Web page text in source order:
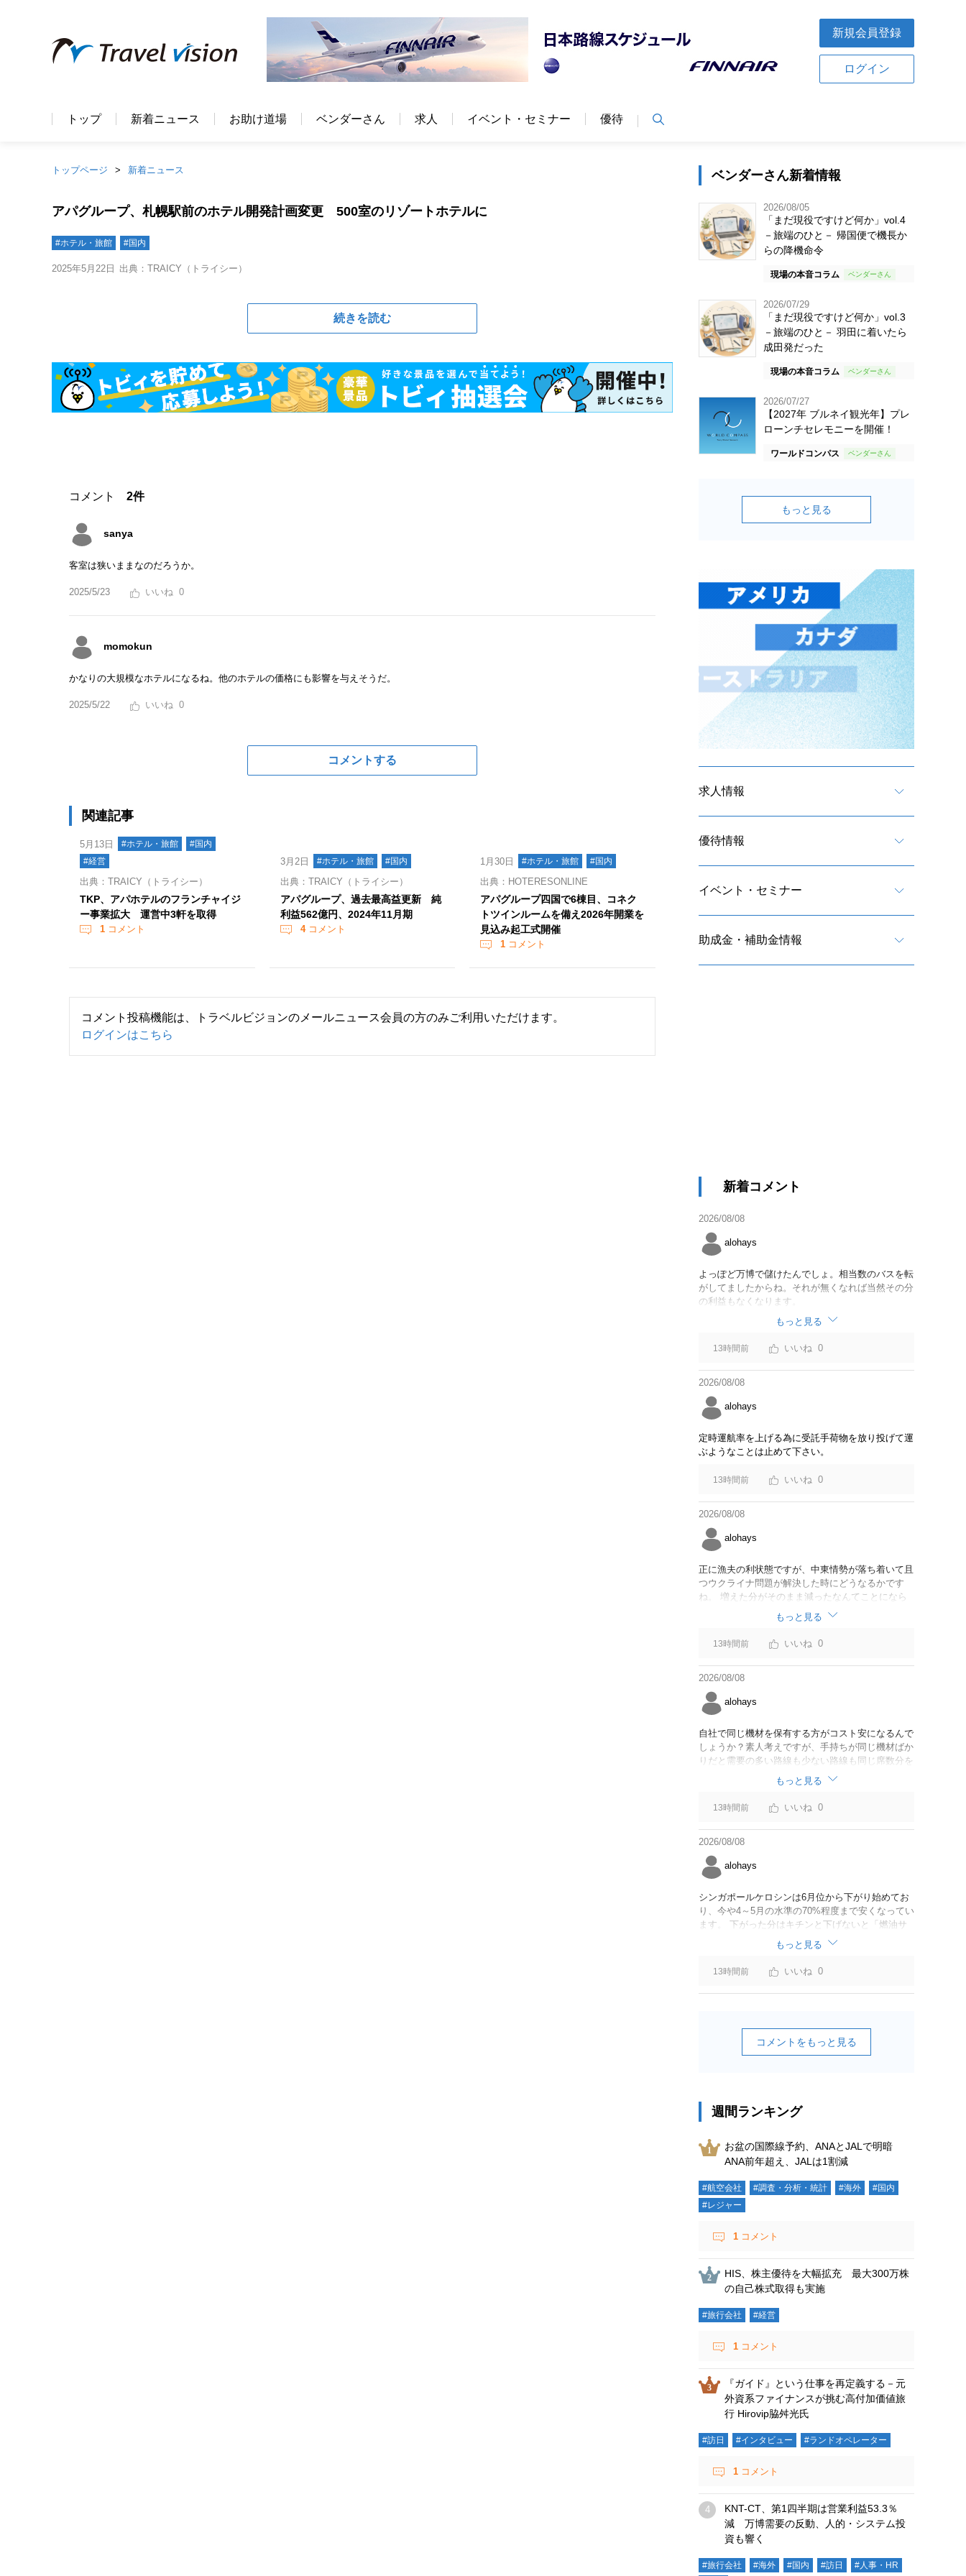
新規会員登録
ログイン
トップ 新着ニュース お助け道場 ベンダーさん 求人 イベント・セミナー 優待
トップページ 新着ニュース
アパグループ、札幌駅前のホテル開発計画変更 500室のリゾートホテルに
#ホテル・旅館 #国内
2025年5月22日 出典：TRAICY（トライシー）
続きを読む
コメント 2件
sanya
客室は狭いままなのだろうか。
2025/5/23 0
momokun
かなりの大規模なホテルになるね。他のホテルの価格にも影響を与えそうだ。
2025/5/22 0
コメントする
関連記事
5月13日 #ホテル・旅館
#国内
#経営
出典：TRAICY（トライシー）
TKP、アパホテルのフランチャイジ
ー事業拡大 運営中3軒を取得
1 コメント
3月2日 #ホテル・旅館 #国内
出典：TRAICY（トライシー）
アパグループ、過去最高益更新 純
利益562億円、2024年11月期
4コメント
1月30日 #ホテル・旅館 #国内
出典：HOTERESONLINE
アパグループ四国で6棟目、コネク
トツインルームを備え2026年開業を
見込み起工式開催
1 コメント
コメント投稿機能は、トラベルビジョンのメールニュース会員の方のみご利用いただけます。
ログインはこちら
ベンダーさん新着情報
2026/08/05
「まだ現役ですけど何か」vol.4
－旅端のひと－ 帰国便で機長か
らの降機命令
現場の本音コラム
2026/07/29
「まだ現役ですけど何か」vol.3
－旅端のひと－ 羽田に着いたら
成田発だった
現場の本音コラム
2026/07/27
【2027年 ブルネイ観光年】プレ
ローンチセレモニーを開催！
ワールドコンパス
もっと見る
求人情報
優待情報
イベント・セミナー
助成金・補助金情報
新着コメント
2026/08/08
alohays
よっぽど万博で儲けたんでしょ。相当数のバスを転
がしてましたからね。それが無くなれば当然その分
の利益もなくなります。
もっと見る
13時間前 0
2026/08/08
alohays
定時運航率を上げる為に受託手荷物を放り投げて運
ぶようなことは止めて下さい。
13時間前 0
2026/08/08
alohays
正に漁夫の利状態ですが、中東情勢が落ち着いて且
つウクライナ問題が解決した時にどうなるかです
ね。 増えた分がそのまま減ったなんてことになら
なければいいですが。
もっと見る
13時間前 0
2026/08/08
alohays
自社で同じ機材を保有する方がコスト安になるんで
しょうか？素人考えですが、手持ちが同じ機材ばか
りだと需要の多い路線も少ない路線も同じ席数分を
供給することになるので、需要が多い路線には大型
機材を当て、少ない路線には小型機材を当てるな
ど、席数を調整するにはリース契約の方が対応しや
すいと思いました。
もっと見る
13時間前 0
2026/08/08
alohays
シンガポールケロシンは6月位から下がり始めてお
り、今や4～5月の水準の70%程度まで安くなってい
ます。 下がった分はキチンと下げないと「燃油サ
ーチャージ＝利益」と判断されますよ。
もっと見る
13時間前 0
コメントをもっと見る
週間ランキング
お盆の国際線予約、ANAとJALで明暗
ANA前年超え、JALは1割減
#航空会社 #調査・分析・統計 #海外
#国内
#レジャー
1 コメント
HIS、株主優待を大幅拡充 最大300万株
の自己株式取得も実施
#旅行会社 #経営
1 コメント
『ガイド』という仕事を再定義する－元
外資系ファイナンスが挑む高付加価値旅
行 Hirovip脇舛光氏
#訪日 #インタビュー #ランドオペレーター
1 コメント
KNT-CT、第1四半期は営業利益53.3％
減 万博需要の反動、人的・システム投
資も響く
#旅行会社 #海外 #国内 #訪日 #人事・HR